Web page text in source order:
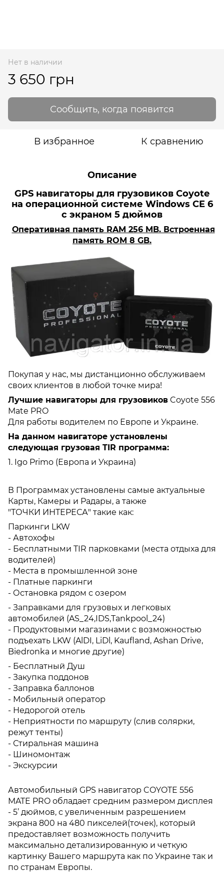
Нет в наличии
3 650 грн
Сообщить, когда появится
В избранное К сравнению
Описание
GPS навигаторы для грузовиков Coyote
на операционной системе Windows CE 6
с экраном 5 дюймов
Оперативная память RAM 256 MB. Встроенная
память ROM 8 GB.
Покупая у нас, мы дистанционно обслуживаем
своих клиентов в любой точке мира!
Лучшие навигаторы для грузовиков Coyote 556
Mate PRO
Для работы водителем по Европе и Украине.
На данном навигаторе установлены
следующая грузовая TIR программа:
1. Igo Primo (Европа и Украина)
В Программах установлены самые актуальные
Карты, Камеры и Радары, а также
"ТОЧКИ ИНТЕРЕСА" такие как:
Паркинги LKW
- Автохофы
- Бесплатными TIR парковками (места отдыха для
водителей)
- Места в промышленной зоне
- Платные паркинги
- Остановка рядом с озером
- Заправками для грузовых и легковых
автомобилей (AS_24,IDS,Tankpool_24)
- Продуктовыми магазинами с возможностью
подъехать LKW (AlDI, LiDl, Kaufland, Ashan Drive,
Biedronka и многие другие)
- Бесплатный Душ
- Закупка поддонов
- Заправка баллонов
- Мобильный оператор
- Недорогой отель
- Неприятности по маршруту (слив солярки,
режут тенты)
- Стиральная машина
- Шиномонтаж
- Экскурсии
Автомобильный GPS навигатор COYOTE 556
MATE PRO обладает средним размером дисплея
- 5’ дюймов, с увеличенным разрешением
экрана 800 на 480 пикселей(точек), который
предоставляет возможность получить
максимально детализированную и четкую
картинку Вашего маршрута как по Украине так и
по странам Европы.